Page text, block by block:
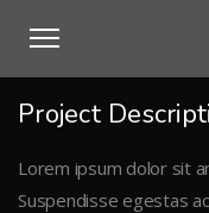
Project
Lorem ipsum dolor sit
Suspendisse egestas